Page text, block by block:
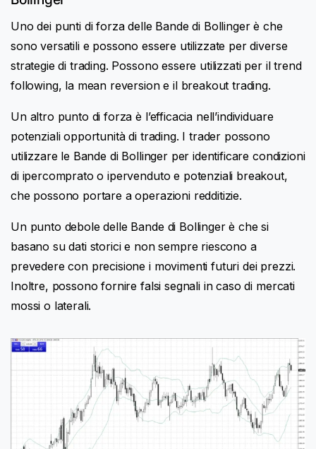
Uno dei punti di forza delle Bande di Bollinger è che
sono versatili e possono essere utilizzate per diverse
strategie di trading. Possono essere utilizzati per il trend
following, la mean reversion e il breakout trading.
Un altro punto di forza è l’efficacia nell’individuare
potenziali opportunità di trading. I trader possono
utilizzare le Bande di Bollinger per identificare condizioni
di ipercomprato o ipervenduto e potenziali breakout,
che possono portare a operazioni redditizie.
Un punto debole delle Bande di Bollinger è che si
basano su dati storici e non sempre riescono a
prevedere con precisione i movimenti futuri dei prezzi.
Inoltre, possono fornire falsi segnali in caso di mercati
mossi o laterali.